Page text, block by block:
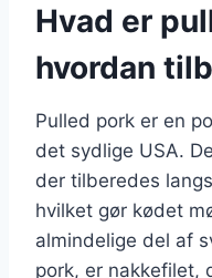
Hvad er
hvordan
Pulled pork er en
det sydlige USA.
der tilberedes
hvilket gør kødet
almindelige del af
pork, er nakkefilet,